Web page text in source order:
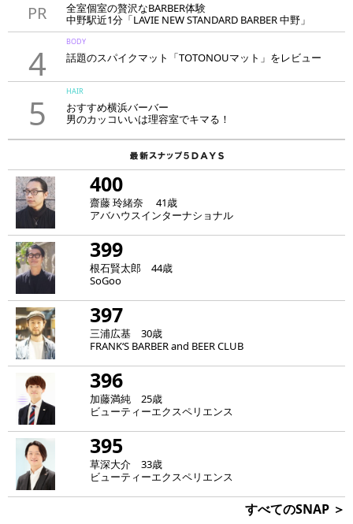
PR
全室個室の贅沢なBARBER体験
中野駅近1分「LAVIE NEW STANDARD BARBER 中野」
4
BODY
話題のスパイクマット「TOTONOUマット」をレビュー
5
HAIR
おすすめ横浜バーバー
男のカッコいいは理容室でキマる！
400
齋藤 玲緒奈 41歳
アバハウスインターナショナル
399
根石賢太郎 44歳
SoGoo
397
三浦広基 30歳
FRANK‘S BARBER and BEER CLUB
396
加藤満純 25歳
ビューティーエクスペリエンス
395
草深大介 33歳
ビューティーエクスペリエンス
すべてのSNAP ＞